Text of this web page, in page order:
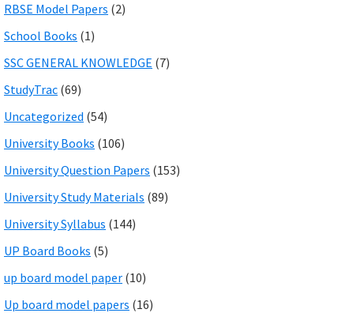
RBSE Model Papers (2)
School Books (1)
SSC GENERAL KNOWLEDGE (7)
StudyTrac (69)
Uncategorized (54)
University Books (106)
University Question Papers (153)
University Study Materials (89)
University Syllabus (144)
UP Board Books (5)
up board model paper (10)
Up board model papers (16)